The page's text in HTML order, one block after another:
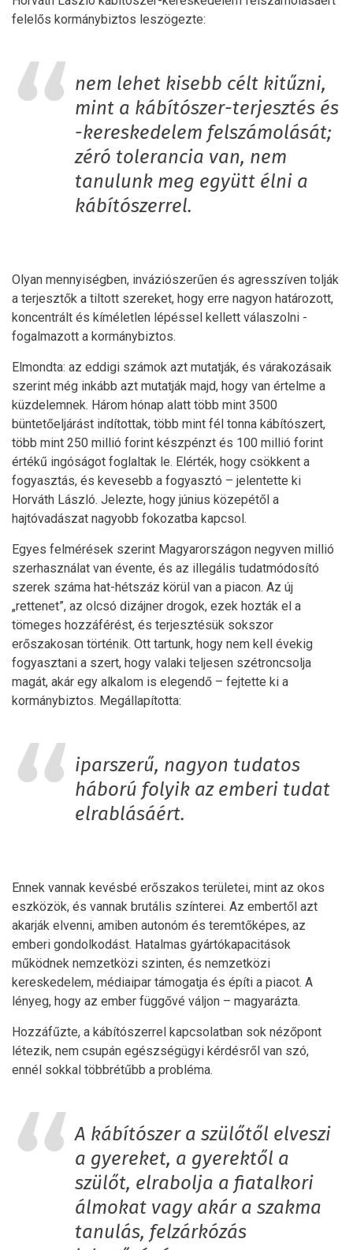
felelős kormánybiztos leszögezte:
nem lehet kisebb célt kitűzni,
mint a kábítószer-terjesztés és
-kereskedelem felszámolását;
zéró tolerancia van, nem
tanulunk meg együtt élni a
kábítószerrel.
Olyan mennyiségben, inváziószerűen és agresszíven tolják
a terjesztők a tiltott szereket, hogy erre nagyon határozott,
koncentrált és kíméletlen lépéssel kellett válaszolni -
fogalmazott a kormánybiztos.
Elmondta: az eddigi számok azt mutatják, és várakozásaik
szerint még inkább azt mutatják majd, hogy van értelme a
küzdelemnek. Három hónap alatt több mint 3500
büntetőeljárást indítottak, több mint fél tonna kábítószert,
több mint 250 millió forint készpénzt és 100 millió forint
értékű ingóságot foglaltak le. Elérték, hogy csökkent a
fogyasztás, és kevesebb a fogyasztó – jelentette ki
Horváth László. Jelezte, hogy június közepétől a
hajtóvadászat nagyobb fokozatba kapcsol.
Egyes felmérések szerint Magyarországon negyven millió
szerhasználat van évente, és az illegális tudatmódosító
szerek száma hat-hétszáz körül van a piacon. Az új
„rettenet”, az olcsó dizájner drogok, ezek hozták el a
tömeges hozzáférést, és terjesztésük sokszor
erőszakosan történik. Ott tartunk, hogy nem kell évekig
fogyasztani a szert, hogy valaki teljesen szétroncsolja
magát, akár egy alkalom is elegendő – fejtette ki a
kormánybiztos. Megállapította:
iparszerű, nagyon tudatos
háború folyik az emberi tudat
elrablásáért.
Ennek vannak kevésbé erőszakos területei, mint az okos
eszközök, és vannak brutális színterei. Az embertől azt
akarják elvenni, amiben autonóm és teremtőképes, az
emberi gondolkodást. Hatalmas gyártókapacitások
működnek nemzetközi szinten, és nemzetközi
kereskedelem, médiaipar támogatja és építi a piacot. A
lényeg, hogy az ember függővé váljon – magyarázta.
Hozzáfűzte, a kábítószerrel kapcsolatban sok nézőpont
létezik, nem csupán egészségügyi kérdésről van szó,
ennél sokkal többrétűbb a probléma.
A kábítószer a szülőtől elveszi
a gyereket, a gyerektől a
szülőt, elrabolja a fiatalkori
álmokat vagy akár a szakma
tanulás, felzárkózás